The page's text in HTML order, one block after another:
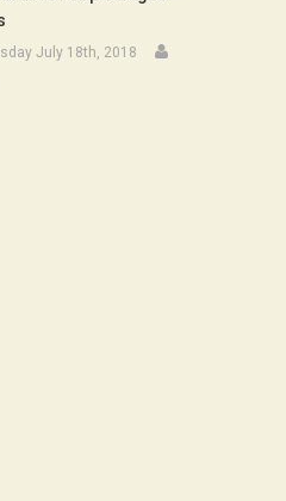
July 18th, 2018